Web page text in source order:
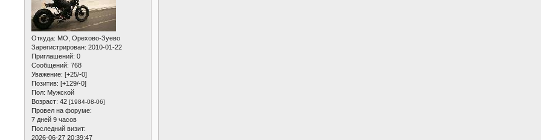
Откуда: МО, Орехово-Зуево
Зарегистрирован: 2010-01-22
Приглашений: 0
Сообщений: 768
Уважение: [+25/-0]
Позитив: [+129/-0]
Пол: Мужской
Возраст: 42[1984-08-06]
Провел на форуме:
7 дней 9 часов
Последний визит:
2026-06-27 20:39:47